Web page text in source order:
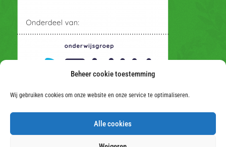
Beheer cookie toestemming
Wij gebruiken cookies om onze website en onze service te optimaliseren.
Alle cookies